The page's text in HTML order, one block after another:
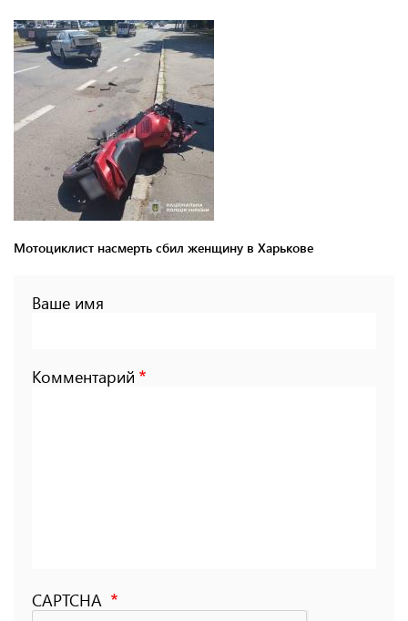
Мотоциклист насмерть сбил женщину в Харькове
Ваше имя
Комментарий
CAPTCHA